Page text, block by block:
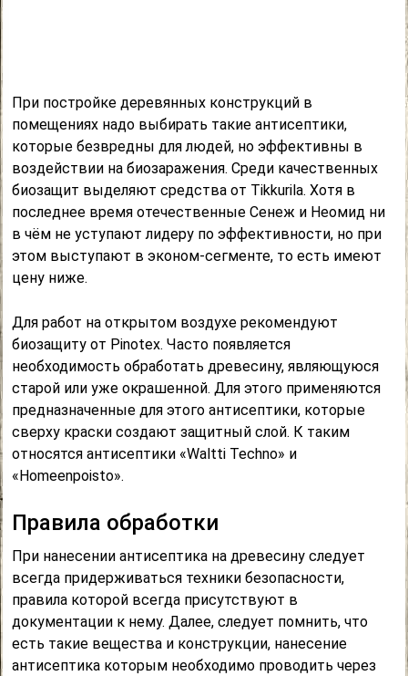
При постройке деревянных конструкций в
помещениях надо выбирать такие антисептики,
которые безвредны для людей, но эффективны в
воздействии на биозаражения. Среди качественных
биозащит выделяют средства от Tikkurila. Хотя в
последнее время отечественные Сенеж и Неомид ни
в чём не уступают лидеру по эффективности, но при
этом выступают в эконом-сегменте, то есть имеют
цену ниже.
Для работ на открытом воздухе рекомендуют
биозащиту от Pinotex. Часто появляется
необходимость обработать древесину, являющуюся
старой или уже окрашенной. Для этого применяются
предназначенные для этого антисептики, которые
сверху краски создают защитный слой. К таким
относятся антисептики «Waltti Techno» и
«Homeenpoisto».
Правила обработки
При нанесении антисептика на древесину следует
всегда придерживаться техники безопасности,
правила которой всегда присутствуют в
документации к нему. Далее, следует помнить, что
есть такие вещества и конструкции, нанесение
антисептика которым необходимо проводить через